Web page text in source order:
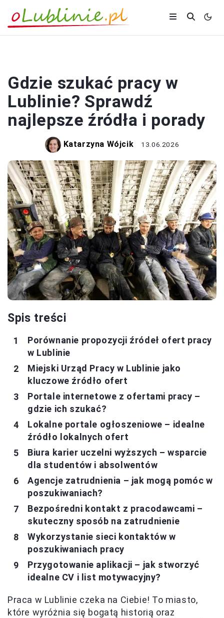
Gdzie szukać pracy w
Lublinie? Sprawdź
najlepsze źródła i porady
Katarzyna Wójcik 13.06.2026
Spis treści
Porównanie propozycji źródeł ofert pracy
w Lublinie
Miejski Urząd Pracy w Lublinie jako
kluczowe źródło ofert
Portale internetowe z ofertami pracy –
gdzie ich szukać?
Lokalne portale ogłoszeniowe – idealne
źródło lokalnych ofert
Biura karier uczelni wyższych – wsparcie
dla studentów i absolwentów
Agencje zatrudnienia – jak mogą pomóc w
poszukiwaniach?
Bezpośredni kontakt z pracodawcami –
skuteczny sposób na zatrudnienie
Wykorzystanie sieci kontaktów w
poszukiwaniach pracy
Przygotowanie aplikacji – jak stworzyć
idealne CV i list motywacyjny?
Praca w Lublinie czeka na Ciebie! To miasto,
które wyróżnia się bogatą historią oraz